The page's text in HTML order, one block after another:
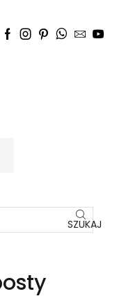
SZUKAJ